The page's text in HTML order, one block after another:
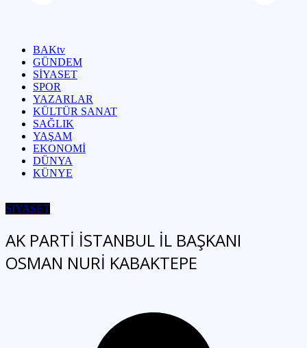
BAKtv
GÜNDEM
SİYASET
SPOR
YAZARLAR
KÜLTÜR SANAT
SAĞLIK
YAŞAM
EKONOMİ
DÜNYA
KÜNYE
SİYASET
AK PARTİ İSTANBUL İL BAŞKANI
OSMAN NURİ KABAKTEPE